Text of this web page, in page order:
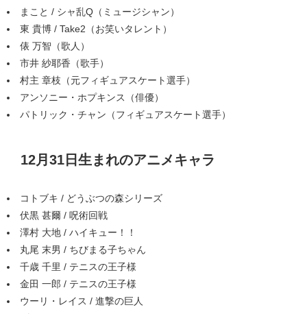
まこと / シャ乱Q（ミュージシャン）
東 貴博 / Take2（お笑いタレント）
俵 万智（歌人）
市井 紗耶香（歌手）
村主 章枝（元フィギュアスケート選手）
アンソニー・ホプキンス（俳優）
パトリック・チャン（フィギュアスケート選手）
12月31日生まれのアニメキャラ
コトブキ / どうぶつの森シリーズ
伏黒 甚爾 / 呪術回戦
澤村 大地 / ハイキュー！！
丸尾 末男 / ちびまる子ちゃん
千歳 千里 / テニスの王子様
金田 一郎 / テニスの王子様
ウーリ・レイス / 進撃の巨人